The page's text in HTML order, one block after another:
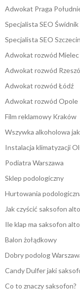
Adwokat Praga
Specjalista SEO Świdnik
Specjalista SEO Szczecin
Adwokat rozwód Mielec
Adwokat rozwód
Adwokat rozwód Łódź
Adwokat rozwód Opole
Film reklamowy Kraków
Wszywka alkoholowa
Instalacja klimatyzacji
Podiatra Warszawa
Sklep podologiczny
Hurtowania
Jak czyścić saksofon
Ile klap ma saksofon
Balon żołądkowy
Dobry podolog
Candy Dulfer jaki
Co to znaczy saksofon?